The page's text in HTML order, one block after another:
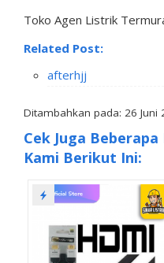
Toko Agen Listrik
Related Post:
afterhjj
Ditambahkan pada: 26 Juni
Cek Juga
Kami Berikut Ini: